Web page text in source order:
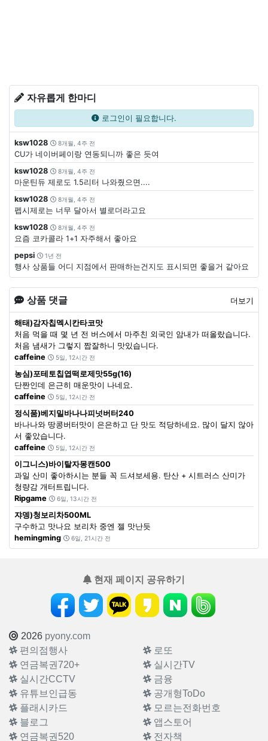
자유롭게 한마디
로그인이 필요합니다.
ksw1028 8개월, 4주 전
CU가 네이버페이랑 연동되니까 좋은 듯여
ksw1028
8개월, 4주 전
마운틴듀 제로도 1.5리터 나와줬으면....
ksw1028
8개월, 4주 전
펩시제로는 너무 달아서 별로더라고요
ksw1028
8개월, 4주 전
요즘 코카콜라 1+1 자주해서 좋아요
pepsi
1년 전
행사 상품들 어디 지점에서 판매하는건지도 표시되면 좋을거 같아요
상품 댓글 더보기
해태)감자칩멕시칸타코맛
처음 먹을 때 몇 년 전 버스에서 마주친 외국인 암내가 떠올랐습니다.
처음 냄새가 그렇지 짭잘하니 맛있습니다.
caffeine
5일, 12시간 전
농심)포테토칩엽떡로제맛55g(16)
단짠인데 은근히 매운맛이 나네요.
caffeine
5일, 12시간 전
정식품)베지밀바나나피넛버터240
바나나와 땅콩버터맛이 은은하고 단 맛도 적당하네요. 많이 달지 않아
서 좋았습니다.
caffeine
5일, 12시간 전
이그니스)바이탈자몽캔500
과일 산미 좋아하시는 분들 꼭 드셔보세용. 탄산 + 시트러스 산미가
청량감 개터트립니다.
Ripgame
6일, 13시간 전
쟈뎅)청보리차500ML
구수하고 맛나요 보리차 중엔 젤 맛난듯
hemingming
6일, 21시간 전
현재 페이지 공유하기
2026 pyony.com
편의점행사
로또
연금복권720+
실시간TV
실시간CCTV
금융
유튜브인급동
공개형ToDo
플래시카드
모르는전화번호
블로그
앱스토어
연금복권520
전자책